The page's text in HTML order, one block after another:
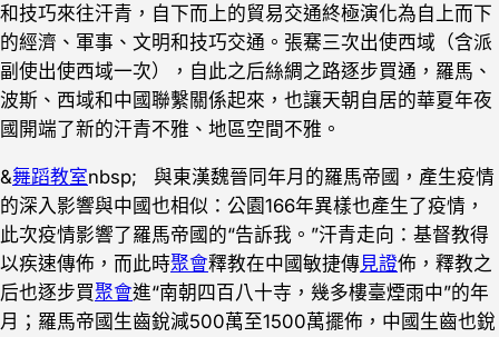
和技巧來往汗青，自下而上的貿易交通終極演化為自上而下
的經濟、軍事、文明和技巧交通。張騫三次出使西域（含派
副使出使西域一次），自此之后絲綢之路逐步買通，羅馬、
波斯、西域和中國聯繫關係起來，也讓天朝自居的華夏年夜
國開端了新的汗青不雅、地區空間不雅。
&舞蹈教室nbsp; 與東漢魏晉同年月的羅馬帝國，產生疫情
的深入影響與中國也相似：公園166年異樣也產生了疫情，
此次疫情影響了羅馬帝國的“告訴我。”汗青走向：基督教得
以疾速傳佈，而此時聚會釋教在中國敏捷傳見證佈，釋教之
后也逐步買聚會進“南朝四百八十寺，幾多樓臺煙雨中”的年
月；羅馬帝國生齒銳減500萬至1500萬擺佈，中國生齒也銳